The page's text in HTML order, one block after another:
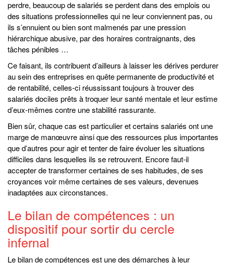
perdre, beaucoup de salariés se perdent dans des emplois ou
des situations professionnelles qui ne leur conviennent pas, ou
ils s’ennuient ou bien sont malmenés par une pression
hiérarchique abusive, par des horaires contraignants, des
tâches pénibles …
Ce faisant, ils contribuent d’ailleurs à laisser les dérives perdurer
au sein des entreprises en quête permanente de productivité et
de rentabilité, celles-ci réussissant toujours à trouver des
salariés dociles prêts à troquer leur santé mentale et leur estime
d’eux-mêmes contre une stabilité rassurante.
Bien sûr, chaque cas est particulier et certains salariés ont une
marge de manœuvre ainsi que des ressources plus importantes
que d’autres pour agir et tenter de faire évoluer les situations
difficiles dans lesquelles ils se retrouvent. Encore faut-il
accepter de transformer certaines de ses habitudes, de ses
croyances voir même certaines de ses valeurs, devenues
inadaptées aux circonstances.
Le bilan de compétences : un
dispositif pour sortir du cercle
infernal
Le bilan de compétences est une des démarches à leur